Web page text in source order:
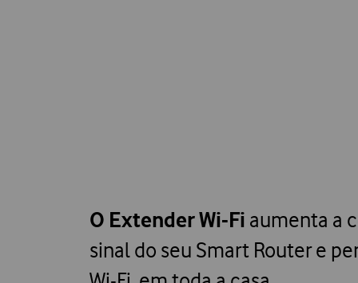
O Extender Wi-Fi aumenta a
sinal do seu Smart Router e